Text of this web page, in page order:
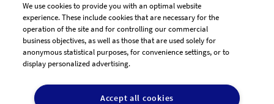
AGB Dienstleister
Datenschutz Impressum
We use cookies to provide you with an optimal website
experience. These include cookies that are necessary for the
operation of the site and for controlling our commercial
business objectives, as well as those that are used solely for
anonymous statistical purposes, for convenience settings, or to
display personalized advertising.
Accept all cookies